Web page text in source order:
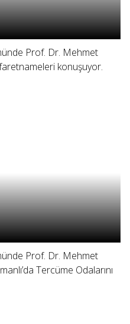
Prof. Dr. Mehmet
konuşuyor.
Prof. Dr. Mehmet
Tercüme Odalarını